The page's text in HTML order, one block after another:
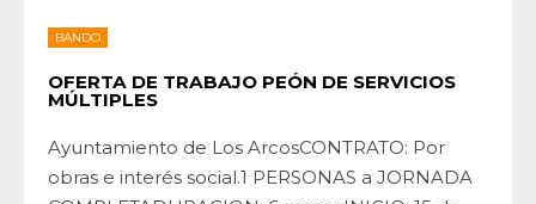
BANDO
OFERTA DE TRABAJO PEÓN DE SERVICIOS
MÚLTIPLES
Ayuntamiento de Los ArcosCONTRATO: Por
obras e interés social.1 PERSONAS a JORNADA